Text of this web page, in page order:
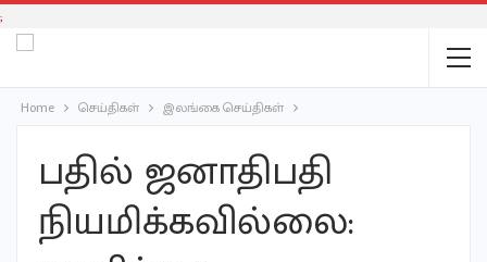
;
Home செய்திகள் இலங்கை செய்திகள்
பதில் ஜனாதிபதி
நியமிக்கவில்லை: